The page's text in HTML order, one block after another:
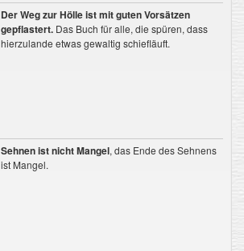
Der Weg zur Hölle ist mit guten Vorsätzen
gepflastert.Das Buch für alle, die spüren, dass
hierzulande etwas gewaltig schiefläuft.
Sehnen ist nicht Mangel, das Ende des Sehnens
ist Mangel.